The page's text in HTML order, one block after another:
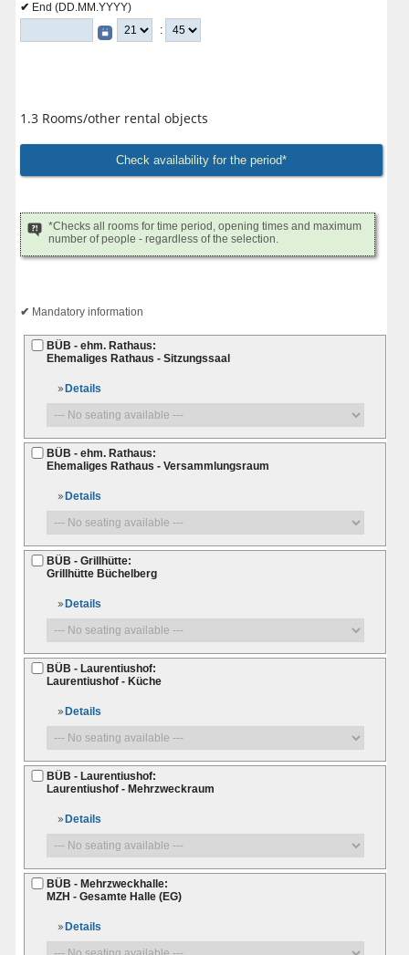
End (DD.MM.YYYY)
:
1.3 Rooms/other rental objects
*Checks all rooms for time period, opening times and maximum
number of people - regardless of the selection.
Mandatory information
BÜB - ehm. Rathaus:
Ehemaliges Rathaus - Sitzungssaal
Details
BÜB - ehm. Rathaus:
Ehemaliges Rathaus - Versammlungsraum
Details
BÜB - Grillhütte:
Grillhütte Büchelberg
Details
BÜB - Laurentiushof:
Laurentiushof - Küche
Details
BÜB - Laurentiushof:
Laurentiushof - Mehrzweckraum
Details
BÜB - Mehrzweckhalle:
MZH - Gesamte Halle (EG)
Details